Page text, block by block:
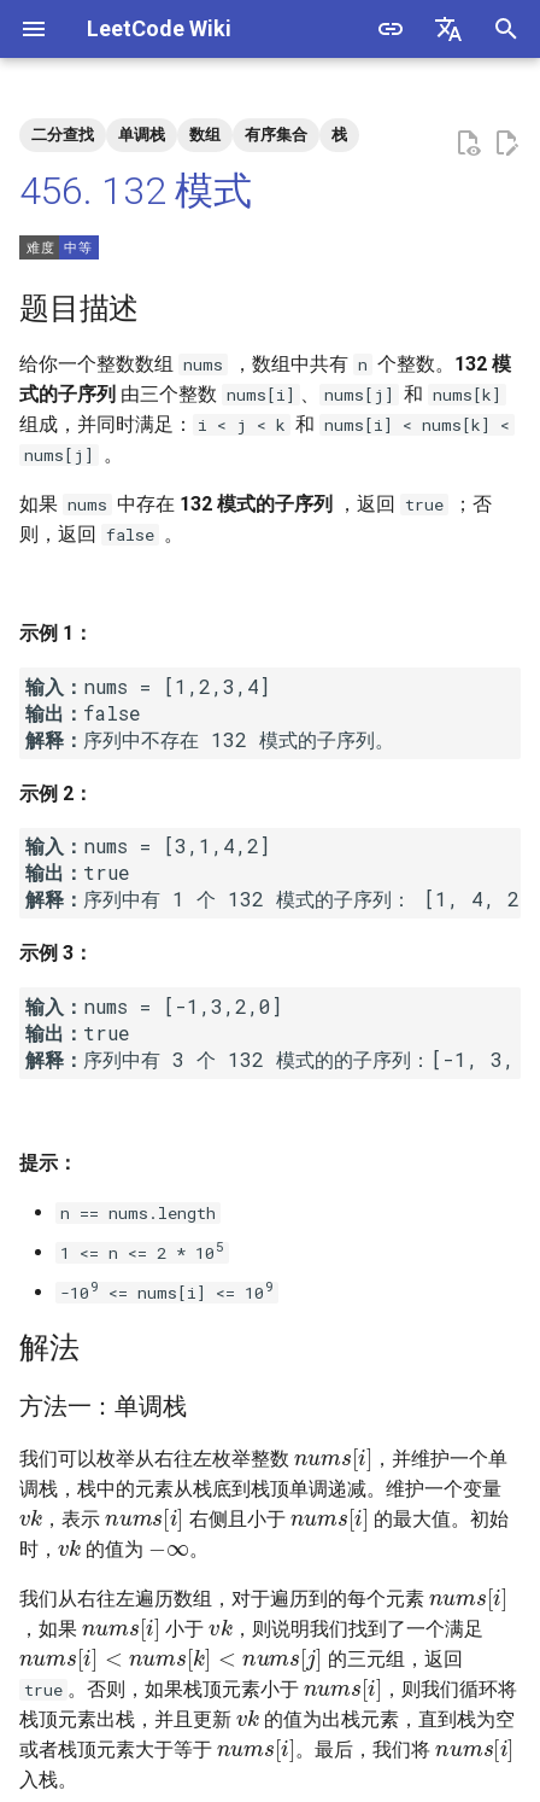
LeetCode Wiki
始
化
搜
引
擎
7. 重建二叉树
9. 用两个栈实现队列
10.1. 斐波那契数列
11. 旋转数组的最小数字
12. 矩阵中的路径
13. 机器人的运动范围
14.2. 剪绳子 II
16. 数值的整数次方
17. 打印从 1 到最大的 n 位数
19. 正则表达式匹配
20. 表示数值的字符串
21. 调整数组顺序使奇数位于
25. 合并两个排序的链表
26. 树的子结构
27. 二叉树的镜像
28. 对称的二叉树
29. 顺时针打印矩阵
30. 包含 min 函数的栈
数
4. 只出现一次的数字
5. 单词长度的最大乘积
6. 排序数组中两个数字之和
7. 数组中和为 0 的三个数
数组
9. 乘积小于 K 的子数组
10. 和为 k 的子数组
12. 左右两边子数组的和相等
15. 字符串中的所有变位词
18. 有效的回文
19. 最多删除一个字符得到回
21. 删除链表的倒数第 n 个结
点
23. 两个链表的第一个重合节
点
24. 反转链表
25. 链表中的两数相加
1.5. 一次编辑
1.6. 字符串压缩
1.7. 旋转矩阵
1.9. 字符串轮转
2.1. 移除重复节点
2.2. 返回倒数第 k 个节点
2.4. 分割链表
2.6. 回文链表
2.7. 链表相交
3.1. 三合一
3.3. 堆盘子
3.4. 化栈为队
3.5. 栈排序
3.6. 动物收容所
4.1. 节点间通路
4.2. 最小高度树
4.3. 特定深度节点链表
4.4. 检查平衡性
4.5. 合法二叉搜索树
二分查找 单调栈 数组 有序集合 栈
456. 132 模式
题目描述
给你一个整数数组 nums ，数组中共有 n 个整数。 132 模
式的子序列 由三个整数 nums[i] 、 nums[j] 和 nums[k]
组成，并同时满足： i < j < k 和 nums[i] < nums[k] <
nums[j]
。
如果 nums 中存在 132 模式的子序列 ，返回 true
；否
则，返回 false 。
示例 1：
输入：
输出：
解释：
示例 2：
输入：
输出：
解释：
示例 3：
输入：
输出：
解释：
提示：
n == nums.length
1 <= n <= 2 * 10 5
-10 9 <= nums[i] <= 10 9
解法
方法一：单调栈
我们可以枚举从右往左枚举整数
s[
，并维护一个单
调栈，栈中的元素从栈底到栈顶单调递减。维护一个变量
vk
，表示
nums[i]
右侧且小于
nums[i]
的最大值。初始
时，
vk
的值为
−∞
。
我们从右往左遍历数组，对于遍历到的每个元素
s[
，如果
nums[i]
小于
vk
，则说明我们找到了一个满足
n ums[i]<nu ms[k]< nums[j]
的三元组，返回
true 。否则，如果栈顶元素小于
n ums[i]
，则我们循环将
栈顶元素出栈，并且更新
vk
的值为出栈元素，直到栈为空
或者栈顶元素大于等于
n ums[i]
。最后，我们将
nums[
入栈。